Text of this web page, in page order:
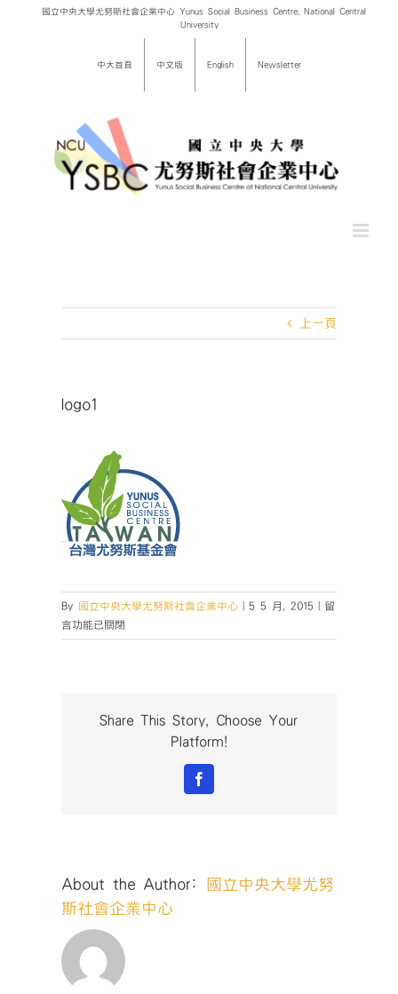
國立中央大學尤努斯社會企業中心 Yunus Social Business Centre, National Central
University
中大首頁 中文版 English Newsletter
上一頁
logo1
By 國立中央大學尤努斯社會企業中心 5 5 月, 2015
在
中
留
言功能已關閉
Share This Story, Choose Your
Platform!
Facebook
About the Author:
國立中央大學尤努
斯社會企業中心